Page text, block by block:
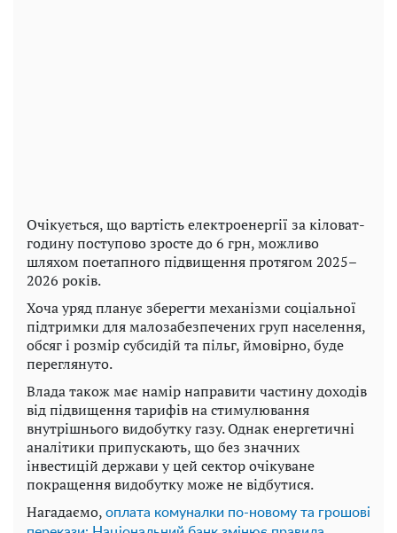
Очікується, що вартість електроенергії за кіловат-
годину поступово зросте до 6 грн, можливо
шляхом поетапного підвищення протягом 2025–
2026 років.
Хоча уряд планує зберегти механізми соціальної
підтримки для малозабезпечених груп населення,
обсяг і розмір субсидій та пільг, ймовірно, буде
переглянуто.
Влада також має намір направити частину доходів
від підвищення тарифів на стимулювання
внутрішнього видобутку газу. Однак енергетичні
аналітики припускають, що без значних
інвестицій держави у цей сектор очікуване
покращення видобутку може не відбутися.
Нагадаємо, оплата комуналки по-новому та грошові